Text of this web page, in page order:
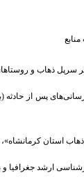
در کمک‌رسانی‌های